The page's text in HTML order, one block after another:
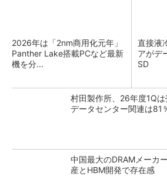
2026年は「2nm商用化元年」
Panther Lake搭載PCなど最新
機を分...
直接液
アがデ
SD
村田製作所、26年度1Q
データセンター関連は81
中国最大のDRAMメーカ
産とHBM開発で存在感